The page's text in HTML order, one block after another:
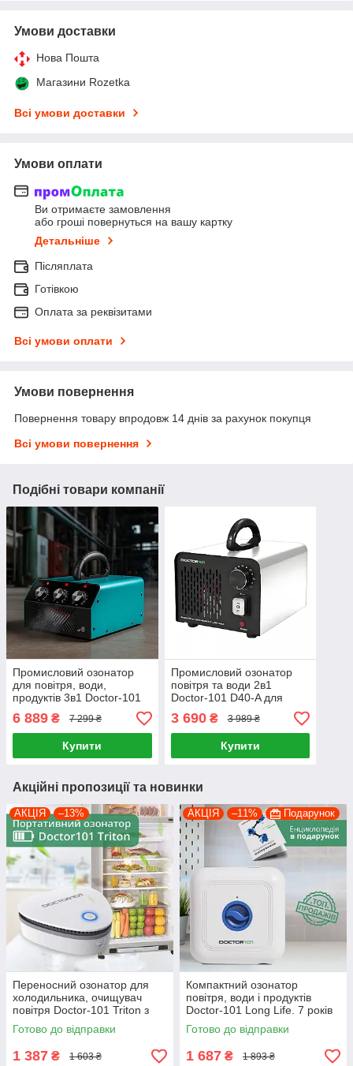
Умови доставки
Нова Пошта
Магазини Rozetka
Всі умови доставки
Умови оплати
Ви отримаєте замовлення
або гроші повернуться на вашу картку
Детальніше
Післяплата
Готівкою
Оплата за реквізитами
Всі умови оплати
Умови повернення
Повернення товару впродовж 14 днів за рахунок покупця
Всі умови повернення
Подібні товари компанії
Промисловий озонатор
для повітря, води,
продуктів 3в1 Doctor-101
генератор озону з
іонізацією
6 889 ₴ 7 299 ₴
Купити
Промисловий озонатор
повітря та води 2в1
Doctor-101 D40-A для
3 690₴ 3 989 ₴
Купити
Акційні пропозиції та новинки
АКЦІЯ –13%
Переносний озонатор для
холодильника, очищувач
повітря Doctor-101 Triton з
акумулятором та зарядкою
від USB
Готово до відправки
1 387 ₴ 1 603 ₴
АКЦІЯ –11% Подарунок
Компактний озонатор
повітря, води і продуктів
Doctor-101 Long Life. 7 років
роботи без втрати
потужності!
Готово до відправки
1 687 ₴ 1 893 ₴